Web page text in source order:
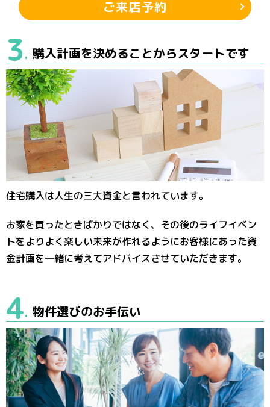
ご来店予約
3. 購入計画を決めることからスタートです
住宅購入は人生の三大資金と言われています。
お家を買ったときばかりではなく、その後のライフイベン
トをよりよく楽しい未来が作れるようにお客様にあった資
金計画を一緒に考えてアドバイスさせていただきます。
4. 物件選びのお手伝い